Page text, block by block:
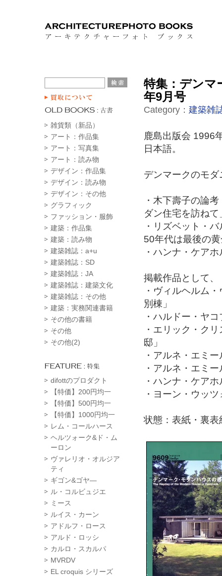
雑貨類（新品）
アート：作品集
アート：写真集
アート：読み物
デザイン：作品集
デザイン：読み物
デザイン：その他
グラフィック
ファッション・服飾
建築：作品集
建築：読み物
建築雑誌：a+u
建築雑誌：SD
建築雑誌：JA
建築雑誌：建築文化
建築雑誌：その他
建築：実務関連書籍
その他の書籍
その他
その他(2)
difottのプロダクト
【特価】200円均一
【特価】500円均一
【特価】1000円均一
レム・コールハース
ヘルツォーク&ド・ム
ーロン
ヴァレリオ・オルジア
ティ
ギゴン&ゴヤ―
ル・コルビュジエ
ミース
ルイス・カーン
アドルフ・ロース
アルド・ロッシ
カルロ・スカルパ
MVRDV
EL croquis シリーズ
特集：デン
年9月号
Category： 建築雑
鹿島出版会 1996
日本語。
デンマークのモ
・木下壽子の論
ダン住宅を訪ねて
・リズベット・
50年代は最後の
・ハンナ・ケア
掲載作品として、
・ヴィルヘルム
別棟」
・ハルドー・ヤ
・エリック・ク
邸」
・アルネ・エミ
・アルネ・エミ
・ハンナ・ケア
・ヨーン・ウッ
状態：表紙・裏